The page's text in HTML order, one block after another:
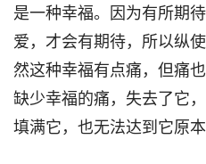
是一种幸福。因为有所期
爱，才会有期待，所以纵
然这种幸福有点痛，但痛
缺少幸福的痛，失去了它
填满它，也无法达到它原本